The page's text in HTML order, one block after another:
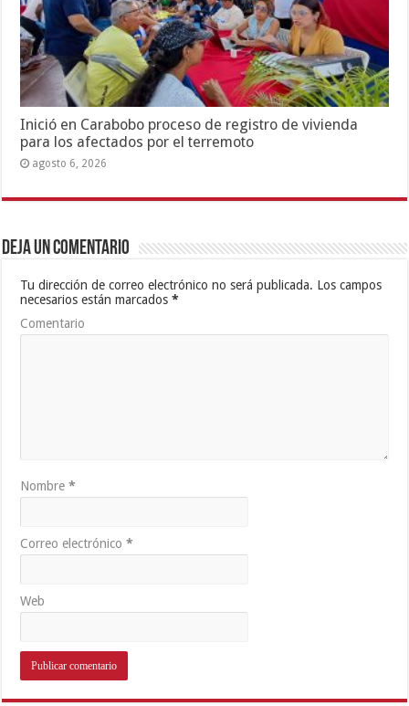
Inició en Carabobo proceso de registro de vivienda
para los afectados por el terremoto
agosto 6, 2026
Deja un comentario
Tu dirección de correo electrónico no será publicada. Los campos
necesarios están marcados*
Comentario
Nombre*
Correo electrónico*
Web